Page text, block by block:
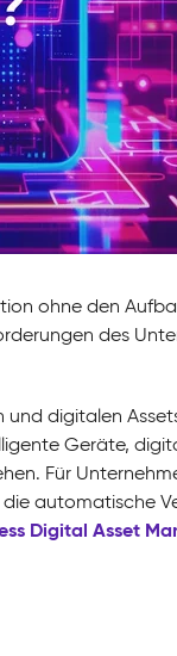
ohne den
des
digitalen
Geräte,
Für
automatische
Digital Asset